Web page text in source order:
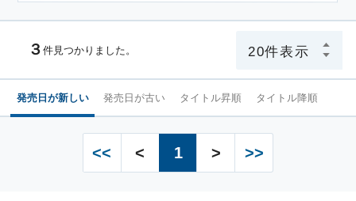
３ 件見つかりました。
発売日が新しい 発売日が古い タイトル昇順 タイトル降順
<< < 1 > >>